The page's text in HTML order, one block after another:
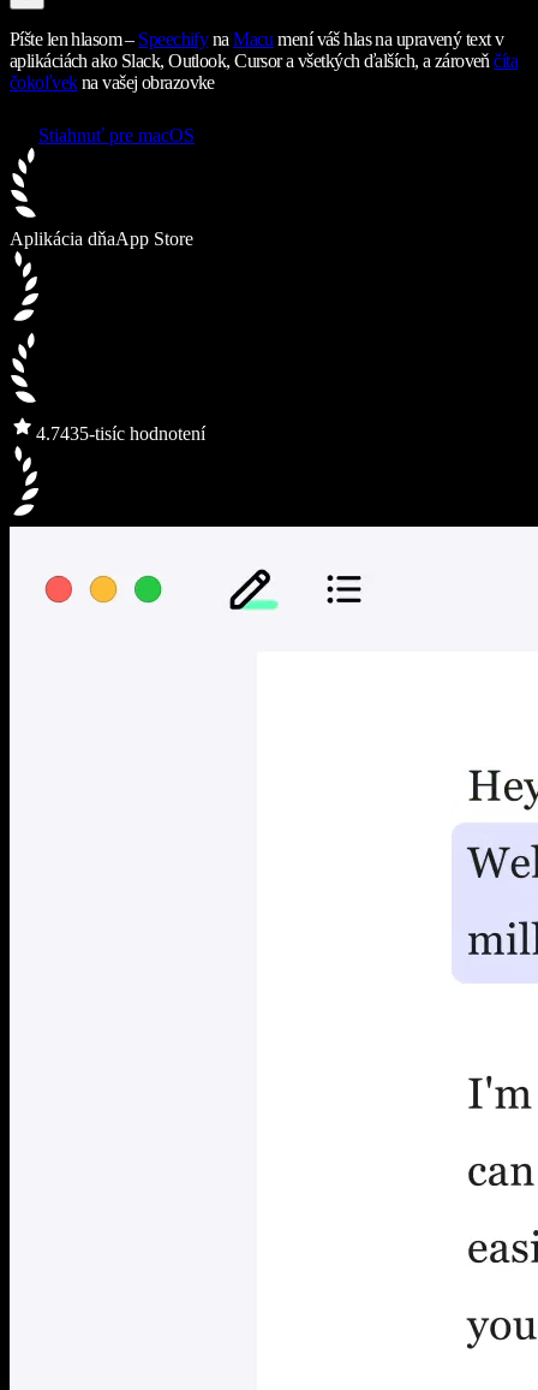
Píšte len hlasom – SpeechifynaMacu mení váš hlas na upravený text v
aplikáciách ako Slack, Outlook, Cursor a všetkých ďalších, a zároveňčíta
čokoľvekna vašej obrazovke
Stiahnuť pre macOS
Aplikácia dňaApp Store
4.7435-tisíc hodnotení